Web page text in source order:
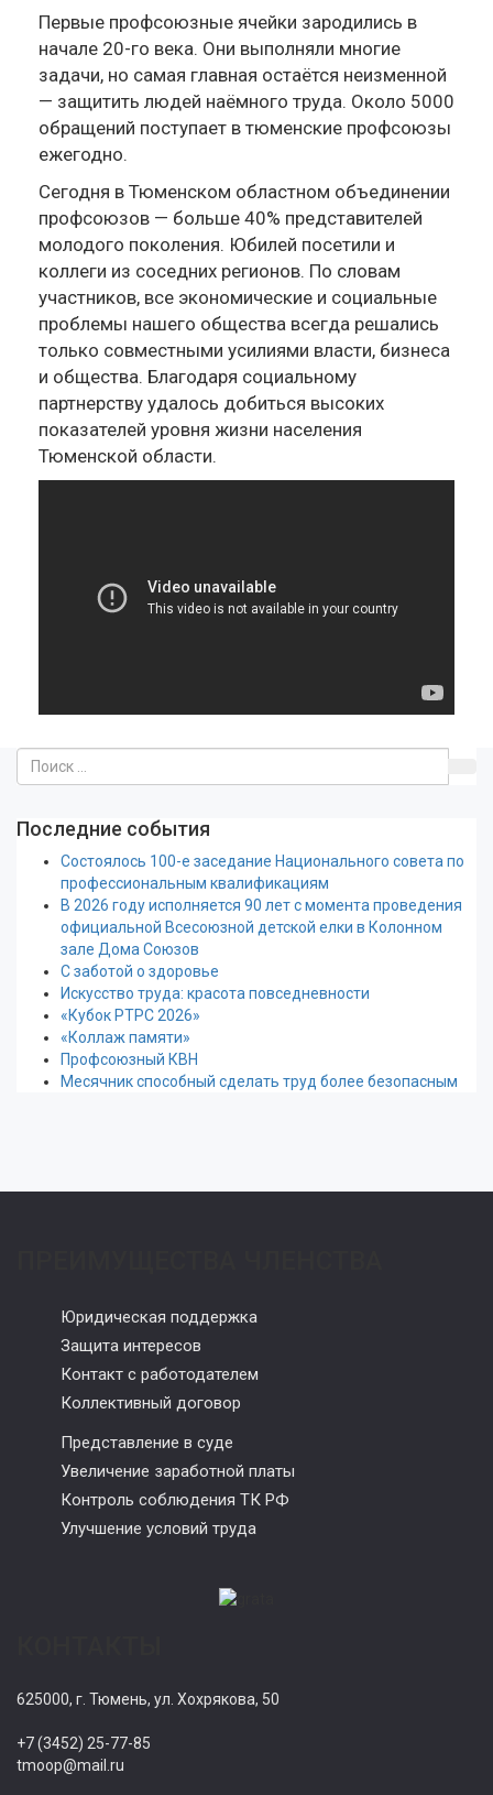
Первые профсоюзные ячейки зародились в
начале 20-го века. Они выполняли многие
задачи, но самая главная остаётся неизменной
— защитить людей наёмного труда. Около 5000
обращений поступает в тюменские профсоюзы
ежегодно.
Сегодня в Тюменском областном объединении
профсоюзов — больше 40% представителей
молодого поколения. Юбилей посетили и
коллеги из соседних регионов. По словам
участников, все экономические и социальные
проблемы нашего общества всегда решались
только совместными усилиями власти, бизнеса
и общества. Благодаря социальному
партнерству удалось добиться высоких
показателей уровня жизни населения
Тюменской области.
Последние события
Состоялось 100-е заседание Национального совета по
профессиональным квалификациям
В 2026 году исполняется 90 лет с момента проведения
официальной Всесоюзной детской елки в Колонном
зале Дома Союзов
С заботой о здоровье
Искусство труда: красота повседневности
«Кубок РТРС 2026»
«Коллаж памяти»
Профсоюзный КВН
Месячник способный сделать труд более безопасным
Юридическая поддержка
Защита интересов
Контакт с работодателем
Коллективный договор
Представление в суде
Увеличение заработной платы
Контроль соблюдения ТК РФ
Улучшение условий труда
625000, г. Тюмень, ул. Хохрякова, 50
+7 (3452) 25-77-85
tmoop@mail.ru